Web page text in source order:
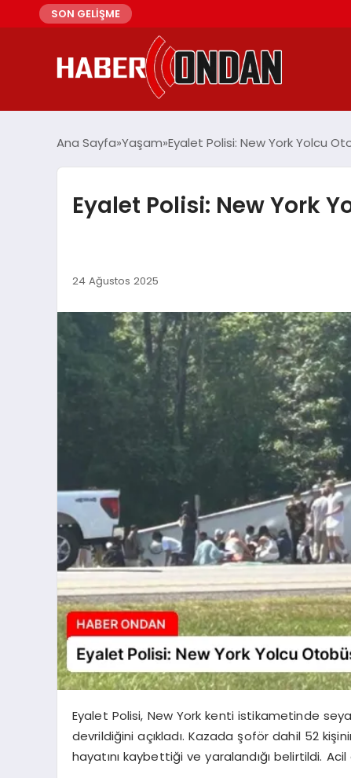
SON GELİŞME
Ana Sayfa Yaşam Eyalet Polisi: New York Yolcu
Eyalet Polisi: New York
24 Ağustos 2025
Eyalet Polisi, New York kenti istikametinde
devrildiğini açıkladı. Kazada şoför dahil 52
hayatını kaybettiği ve yaralandığı belirtildi.